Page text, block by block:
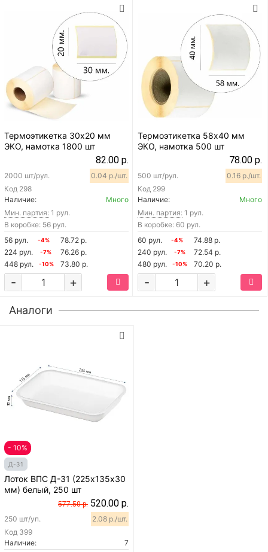
Термоэтикетка 30х20 мм
ЭКО, намотка 1800 шт
82.00 р.
Код 298
2000 шт/рул. 0.04 р./шт.
Наличие:
Много
Мин. партия: 1 рул.
В коробке: 56 рул.
56 рул.
-4%
78.72 р.
224 рул.
-7%
76.26 р.
448 рул.
-10% 73.80 р.
+
-
Термоэтикетка 58х40 мм
ЭКО, намотка 500 шт
78.00 р.
Код 299
500 шт/рул. 0.16 р./шт.
Наличие:
Много
Мин. партия: 1 рул.
В коробке: 60 рул.
60 рул.
-4%
74.88 р.
240 рул.
-7%
72.54 р.
480 рул.
-10% 70.20 р.
+
-
Аналоги
- 10%
Д-31
Лоток ВПС Д-31 (225х135х30
мм) белый, 250 шт
577.50 р. 520.00 р.
Код 399
250 шт/уп. 2.08 р./шт.
Наличие:
7